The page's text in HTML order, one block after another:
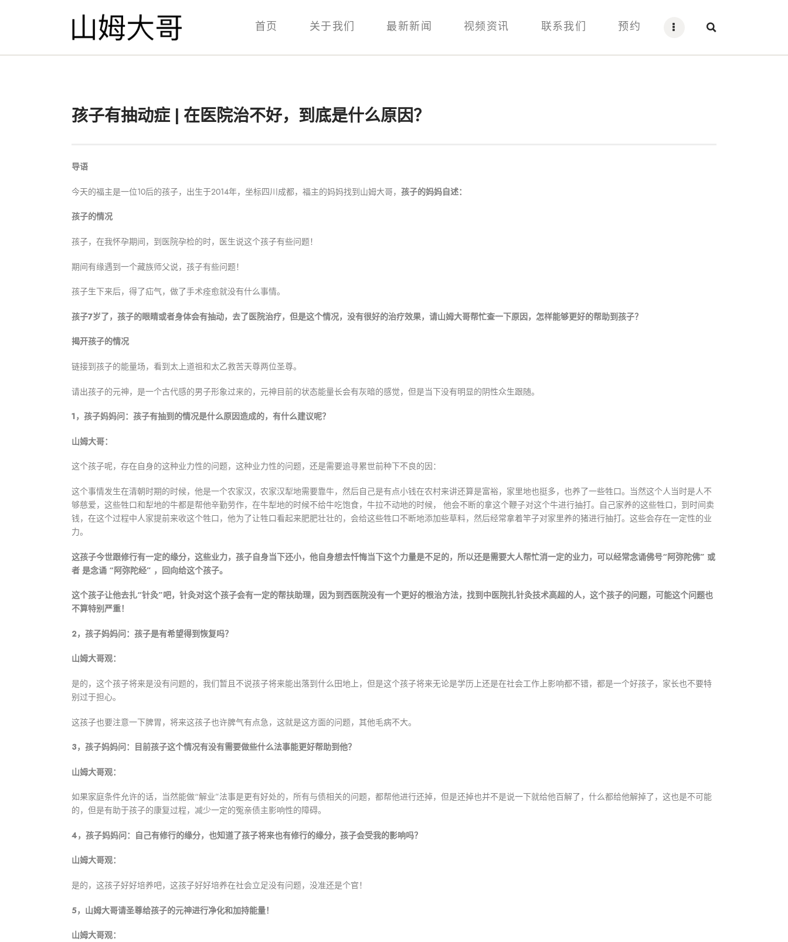
首页 关于我们 最新新闻 视频资讯 联系我们 预约
孩子有抽动症 | 在医院治不好，到底是什么原因？
导语
今天的福主是一位10后的孩子，出生于2014年，坐标四川成都，福主的妈妈找到山姆大哥， 孩子的妈妈自述：
孩子的情况
孩子，在我怀孕期间，到医院孕检的时，医生说这个孩子有些问题！
期间有缘遇到一个藏族师父说，孩子有些问题！
孩子生下来后，得了疝气，做了手术痊愈就没有什么事情。
孩子7岁了，孩子的眼睛或者身体会有抽动，去了医院治疗，但是这个情况，没有很好的治疗效果，请山姆大哥帮忙查一下原因，怎样能够更好的帮助到孩子？
揭开孩子的情况
链接到孩子的能量场，看到太上道祖和太乙救苦天尊两位圣尊。
请出孩子的元神，是一个古代感的男子形象过来的，元神目前的状态能量长会有灰暗的感觉，但是当下没有明显的阴性众生跟随。
1，孩子妈妈问：孩子有抽到的情况是什么原因造成的，有什么建议呢？
山姆大哥：
这个孩子呢，存在自身的这种业力性的问题，这种业力性的问题，还是需要追寻累世前种下不良的因：
这个事情发生在清朝时期的时候，他是一个农家汉，农家汉犁地需要靠牛，然后自己是有点小钱在农村来讲还算是富裕，家里地也挺多，也养了一些牲口。当然这个人当时是人不
够慈爱，这些牲口和犁地的牛都是帮他辛勤劳作，在牛犁地的时候不给牛吃饱食，牛拉不动地的时候， 他会不断的拿这个鞭子对这个牛进行抽打。自己家养的这些牲口，到时间卖
钱，在这个过程中人家提前来收这个牲口，他为了让牲口看起来肥肥壮壮的，会给这些牲口不断地添加些草料，然后经常拿着竿子对家里养的猪进行抽打。这些会存在一定性的业
力。
这孩子今世跟修行有一定的缘分，这些业力，孩子自身当下还小，他自身想去忏悔当下这个力量是不足的，所以还是需要大人帮忙消一定的业力，可以经常念诵佛号“阿弥陀佛” 或
者 是念诵 “阿弥陀经” ，回向给这个孩子。
这个孩子让他去扎“针灸”吧，针灸对这个孩子会有一定的帮扶助理，因为到西医院没有一个更好的根治方法，找到中医院扎针灸技术高超的人，这个孩子的问题，可能这个问题也
不算特别严重！
2，孩子妈妈问：孩子是有希望得到恢复吗？
山姆大哥观：
是的，这个孩子将来是没有问题的，我们暂且不说孩子将来能出落到什么田地上，但是这个孩子将来无论是学历上还是在社会工作上影响都不错，都是一个好孩子，家长也不要特
别过于担心。
这孩子也要注意一下脾胃，将来这孩子也许脾气有点急，这就是这方面的问题，其他毛病不大。
3，孩子妈妈问：目前孩子这个情况有没有需要做些什么法事能更好帮助到他？
山姆大哥观：
如果家庭条件允许的话，当然能做“解业”法事是更有好处的，所有与债相关的问题，都帮他进行还掉，但是还掉也并不是说一下就给他百解了，什么都给他解掉了，这也是不可能
的，但是有助于孩子的康复过程，减少一定的冤亲债主影响性的障碍。
4，孩子妈妈问：自己有修行的缘分，也知道了孩子将来也有修行的缘分，孩子会受我的影响吗？
山姆大哥观：
是的，这孩子好好培养吧，这孩子好好培养在社会立足没有问题，没准还是个官！
5，山姆大哥请圣尊给孩子的元神进行净化和加持能量！
山姆大哥观：